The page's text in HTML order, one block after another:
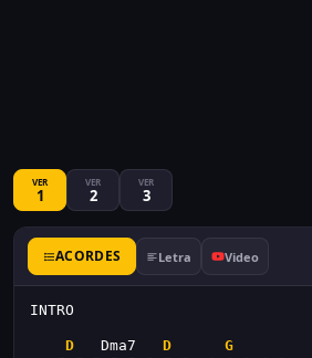
VER
1
VER
2
VER
3
ACORDES Letra Video
INTRO
D Dma7 D
G